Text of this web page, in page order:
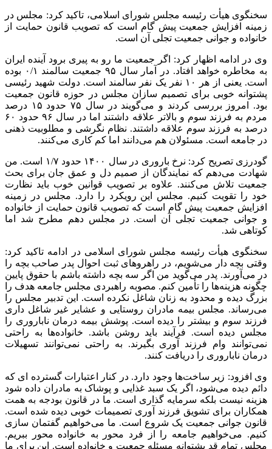
سخنگوی هیأت رئیسه مجلس شورای اسلامی، تاکید کرد: مجلس در
زمینه افزایش جمعیت پیش گام است که تصویب قانون حمایت از
خانواده و جوانی جمعیت تجلی آن است.
وی در ادامه اظهار کرد: اگر جمعیت ما رو به پیری برود آینده ایران
به مخاطره خواهد افتاد. در آمار سال ۹۵ جمعیت سالمند ۰/۱ بوده
است. یعنی از هر ۱۰ نفر یک نفر سالمند است. دولت شهید رئیسی
پشتوانه خوبی برای تصمیم سازان مجلس در حوزه قانون جمعیت
بود. امروز بررسی کردند و می‌گویند در سال ۷۵ حدود ۱۵ درصد
مردم به فرزند سوم و بالاتر علاقه داشتند اما در سال ۹۶ حدود ۶۰
درصد به فرزند سوم علاقه داشتند. نظام نگرشی و مطلوبیت ذهنی
در جامعه است. مسئولان هم می‌دانند اما کم کاری می‌کنند.
گودرزی تصریح کرد: نرخ باروری در سال ۱۴۰۰ حدود ۱/۷ است. من
شهادت می‌دهم که نمایندگان از صمیم دل و عمق جان برای بحث
جمعیت تلاش می‌کنند. علاوه بر تصویب قوانین خوب باید نظارت
خود را تقویت کنیم. مجلس این رویکرد را دارد. مجلس در زمینه
افزایش جمعیت پیش گام است که تصویب قانون حمایت از خانواده
و جوانی جمعیت تجلی آن است. در مجلس دهم مطرح شد اما
کوتاهی شد.
سخنگوی هیأت رئیسه مجلس شورای اسلامی در ادامه تاکید کرد:
وقتی بچه دار می‌شویم، در راهروهای ثبت احوال پدر صاحب بچه را
در می‌آورند. پدر می‌گوید من اگر سه بچه داشته باشم با حقوق پایین
چگونه هزینه‌ها را تأمین کنم. مصوبه راهبردی مجلس جامعه هدف را
بزرگ دیده و محدود به زنان شاغل نکرده است. این تدبیر مجلس را
می‌رساند. مجلس بیمه مادران روستایی و عشایر غیر شاغل داری
فرزند سوم و بیشتر را دیده است. پوشش بیمه درمان ناباروری را
مجلس دیده است. فرآیند باید روشن باشد. خانواده‌ها به راحتی
نمی‌توانند وام فرزند
آوری بگیرند. به راحتی نمی‌توانند تسهیلات
درمان ناباروری را دریافت کنند.
وی افزود: زیر ساخت‌ها وجود دارد. در کنار اعتبارات گسترده ای که
دائم دیده می‌شود، اگر یک سبد غذایی و پوشاک به مادران داده شود
هزینه نیست بلکه سرمایه گذاری است. ما در قانون بودجه به همت
همکاران برای تشویق فرزند
آوری تصمیمات خوبی دیده شده است.
قانون جوانی جمعیت یک شروع است. ما می‌خواهیم گفتمان سازی
کنیم. می‌خواهیم جامعه را از فرد محور به خانواده محور ببریم.
مجلس تمام قد پشتوانه مسئله جمعیت و خانواده است. این برای ما